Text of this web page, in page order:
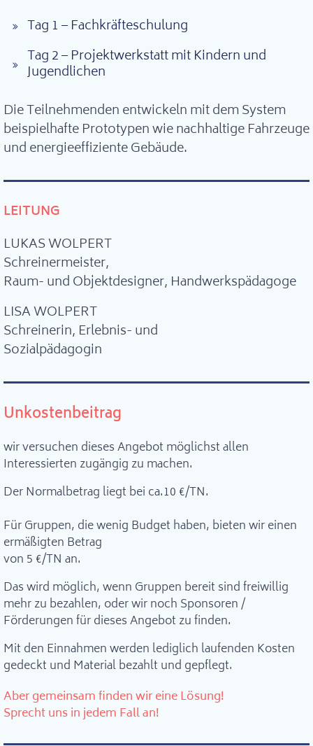
Tag 1 – Fachkräfteschulung
Tag 2 – Projektwerkstatt mit Kindern und
Jugendlichen
Die Teilnehmenden entwickeln mit dem System
beispielhafte Prototypen wie nachhaltige Fahrzeuge
und energieeffiziente Gebäude.
LEITUNG
LUKAS WOLPERT
Schreinermeister,
Raum- und Objektdesigner, Handwerkspädagoge
LISA WOLPERT
Schreinerin, Erlebnis- und
Sozialpädagogin
Unkostenbeitrag
wir versuchen dieses Angebot möglichst allen
Interessierten zugängig zu machen.
Der Normalbetrag liegt bei ca.10 €/TN.
Für Gruppen, die wenig Budget haben, bieten wir einen
ermäßigten Betrag
von 5 €/TN an.
Das wird möglich, wenn Gruppen bereit sind freiwillig
mehr zu bezahlen, oder wir noch Sponsoren /
Förderungen für dieses Angebot zu finden.
Mit den Einnahmen werden lediglich laufenden Kosten
gedeckt und Material bezahlt und gepflegt.
Aber gemeinsam finden wir eine Lösung!
Sprecht uns in jedem Fall an!